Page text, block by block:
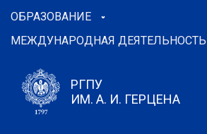
ОБРАЗОВАНИЕ
МЕЖДУНАРОДНАЯ ДЕЯТЕЛЬНОСТЬ
РГПУ
ИМ. А. И. ГЕРЦЕНА